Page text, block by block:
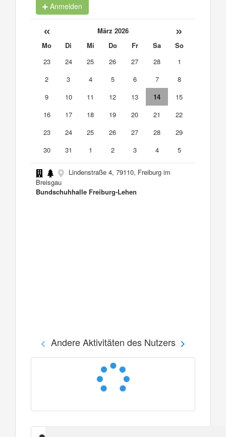
Anmelden
« März 2026 »
Mo Di Mi Do Fr Sa
So
23
24 25 26 27 28
1
2
3 4 5 6 7
8
9
10 11 12 13 14
15
16
17 18 19 20 21
22
23
24 25 26 27 28
29
30
31 1 2 3 4 5
Lindenstraße 4, 79110, Freiburg im
Breisgau
Bundschuhhalle Freiburg-Lehen
Andere Aktivitäten des Nutzers